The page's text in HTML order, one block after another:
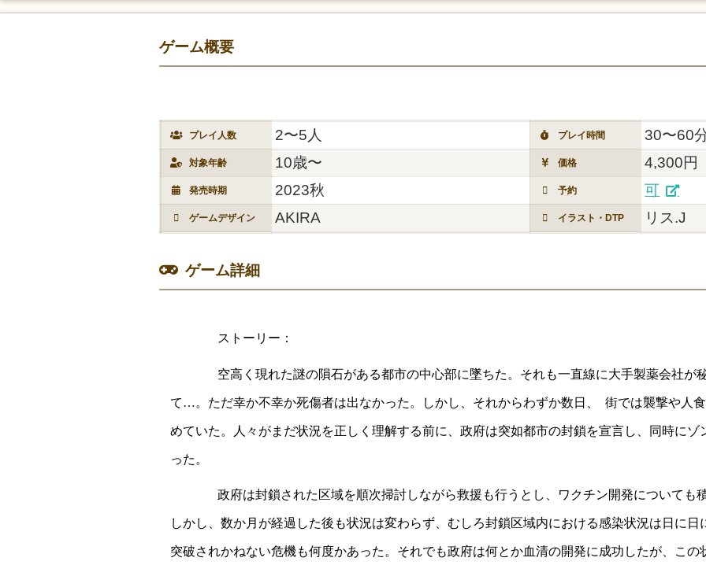
ゲーム概要
プレイ人数 2〜5人 プレイ時間 30〜60
対象年齢 10歳〜 価格 4,300円
発売時期 2023秋 予約 可
ゲームデザイン AKIRA イラスト・DTP リス.J
ゲーム詳細
ストーリー：
空高く現れた謎の隕石がある都市の中心部に墜ちた。それも一直線に大手製薬会社が
て…。ただ幸か不幸か死傷者は出なかった。しかし、それからわずか数日、 街では襲撃や人
めていた。人々がまだ状況を正しく理解する前に、政府は突如都市の封鎖を宣言し、同時に
った。
政府は封鎖された区域を順次掃討しながら救援も行うとし、ワクチン開発についても
しかし、数か月が経過した後も状況は変わらず、むしろ封鎖区域内における感染状況は日に
突破されかねない危機も何度かあった。それでも政府は何とか血清の開発に成功したが、こ